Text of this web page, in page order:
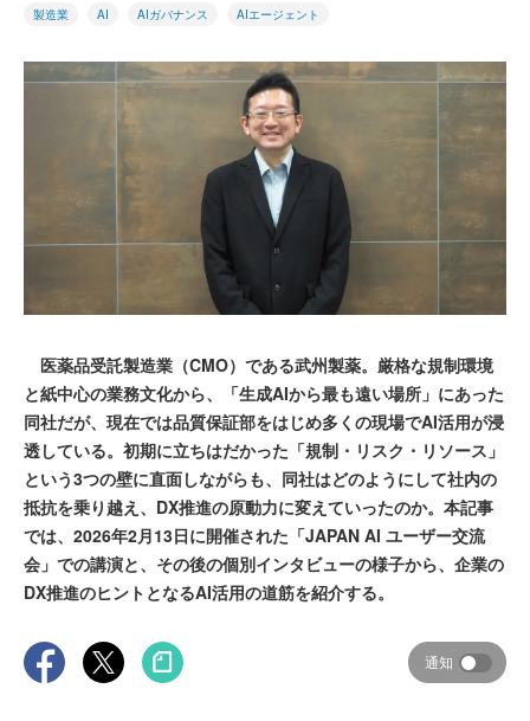
製造業 AI AIガバナンス AIエージェント
医薬品受託製造業（CMO）である武州製薬。厳格な規制環境
と紙中心の業務文化から、「生成AIから最も遠い場所」にあった
同社だが、現在では品質保証部をはじめ多くの現場でAI活用が浸
透している。初期に立ちはだかった「規制・リスク・リソース」
という3つの壁に直面しながらも、同社はどのようにして社内の
抵抗を乗り越え、DX推進の原動力に変えていったのか。本記事
では、2026年2月13日に開催された「JAPAN AI ユーザー交流
会」での講演と、その後の個別インタビューの様子から、企業の
DX推進のヒントとなるAI活用の道筋を紹介する。
通知